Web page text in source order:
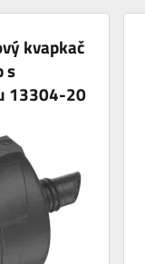
kvapkač
s
13304-20